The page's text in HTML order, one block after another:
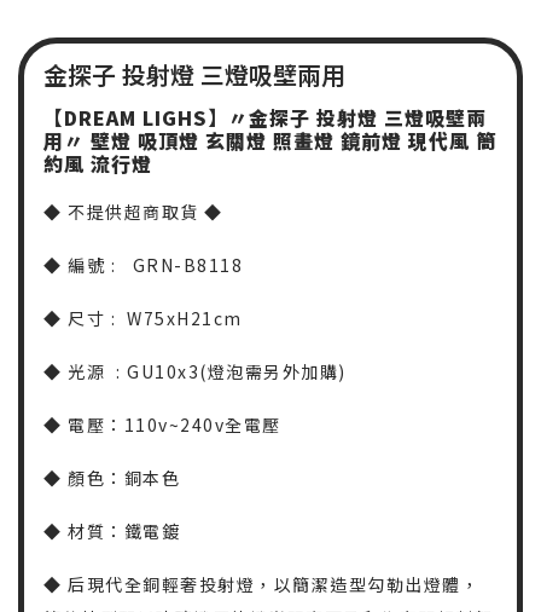
金探子 投射燈 三燈吸壁兩用
【DREAM LIGHS】〃金探子 投射燈 三燈吸壁兩
用〃 壁燈 吸頂燈 玄關燈 照畫燈 鏡前燈 現代風 簡
約風 流行燈
◆ 不提供超商取貨 ◆
◆ 編號 : GRN-B8118
◆ 尺寸 : W75xH21cm
◆ 光源 : GU10x3(燈泡需另外加購)
◆ 電壓：110v~240v全電壓
◆ 顏色：銅本色
◆ 材質：鐵電鍍
◆ 后現代全銅輕奢投射燈，以簡潔造型勾勒出燈體，